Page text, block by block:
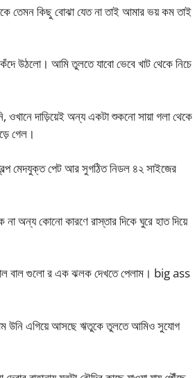
তেমন কিছু বোঝা যেত না তাই আমার ভয় কম তাই
উঠলো। আমি তুলতে যাবো ভেবে খাট থেকে নিচে
দাড়িয়েই অন্য একটা শুকনো সায়া গলা থেকে
গেল।
মেদযুক্ত পেট আর সুগঠিত নিডল ৪২ সাইজের
অন্য কোনো কারণে রাস্তার দিকে ঘুরে হাত দিয়ে
বাল গুলো র এক ঝলক দেখতে পেলাম। big ass
উনি এগিয়ে আসছে ঋতুকে তুলতে আমিও সুযোগ